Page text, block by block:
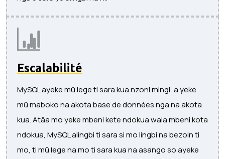
Escalabilité
MySQL ayeke mû lege ti sara kua nzoni mingi, a yeke
mû maboko na akota base de données nga na akota
kua. Atâa mo yeke mbeni kete ndokua wala mbeni kota
ndokua, MySQL alingbi ti sara si mo lingbi na bezoin ti
mo, ti mû lege na mo ti sara kua na asango so ayeke